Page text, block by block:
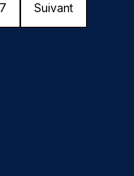
7 Suivant